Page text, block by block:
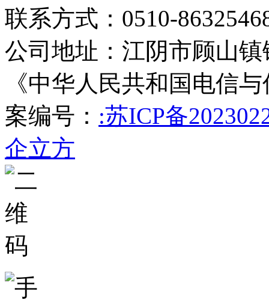
联系方式：0510-
公司地址：江阴市顾山镇
《中华人民共和国电信
案编号： :苏ICP备
企立方